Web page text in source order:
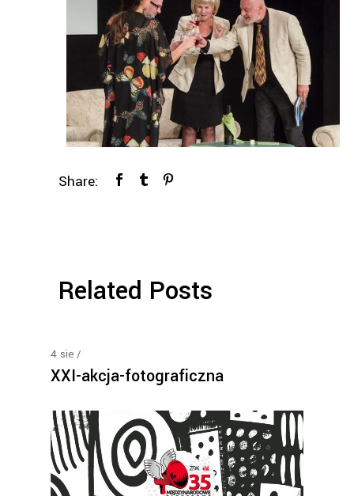
Share:
Related Posts
4 sie
XXI-akcja-fotograficzna